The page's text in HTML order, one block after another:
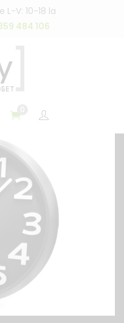
V: 10-18 la
484 106